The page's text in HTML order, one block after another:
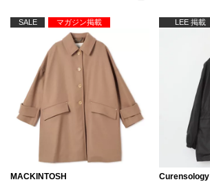
SALE マガジン掲載
MACKINTOSH
LEE 掲載
Curensology